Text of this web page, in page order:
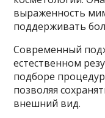
выраженность
поддерживать
Современный
естественном
подборе
позволяя
внешний вид.